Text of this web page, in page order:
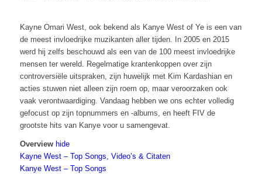
Kayne Omari West, ook bekend als Kanye West of Ye is een van
de meest invloedrijke muzikanten aller tijden. In 2005 en 2015
werd hij zelfs beschouwd als een van de 100 meest invloedrijke
mensen ter wereld. Regelmatige krantenkoppen over zijn
controversiële uitspraken, zijn huwelijk met Kim Kardashian en
acties stuwen niet alleen zijn roem op, maar veroorzaken ook
vaak verontwaardiging. Vandaag hebben we ons echter volledig
gefocust op zijn topnummers en -albums, en heeft FIV de
grootste hits van Kanye voor u samengevat.
Overview hide
Kayne West – Top Songs, Video’s & Citaten
Kanye West – Top Songs